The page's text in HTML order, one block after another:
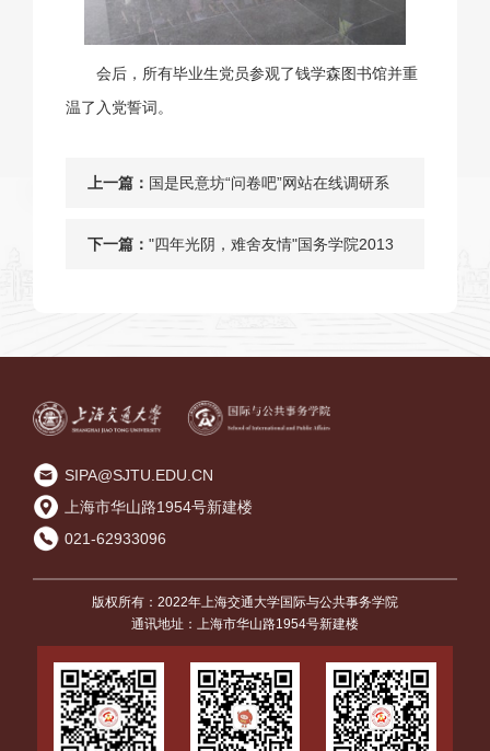
会后，所有毕业生党员参观了钱学森图书馆并重
温了入党誓词。
上一篇： 国是民意坊“问卷吧”网站在线调研系
统正式上线
下一篇： "四年光阴，难舍友情"国务学院2013
SIPA@SJTU.EDU.CN
上海市华山路1954号新建楼
021-62933096
版权所有：2022年上海交通大学国际与公共事务学院
通讯地址：上海市华山路1954号新建楼